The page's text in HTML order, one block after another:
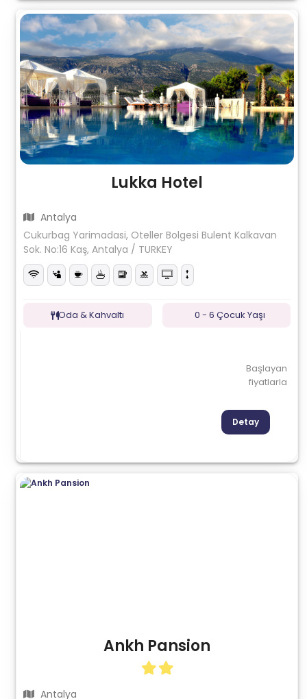
Lukka Hotel
Antalya
Cukurbag Yarimadasi, Oteller Bolgesi Bulent Kalkavan
Sok. No:16 Kaş, Antalya / TURKEY
Oda & Kahvaltı 0 - 6 Çocuk Yaşı
Başlayan
fiyatlarla
Detay
Ankh Pansion
Antalya